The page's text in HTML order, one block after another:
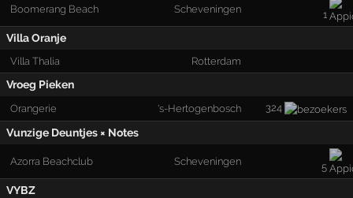
Boomerang Beach Scheveningen 1
Villa Oranje
Villa Thalia Rotterdam
Vroeg Pieken
Orangerie 's-Hertogenbosch 324
Vunzige Deuntjes × Notes
Azorra Beachclub Scheveningen 5
VYBZ